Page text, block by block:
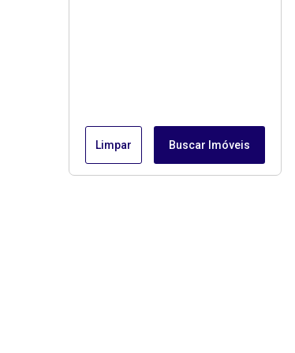
Limpar Buscar Imóveis